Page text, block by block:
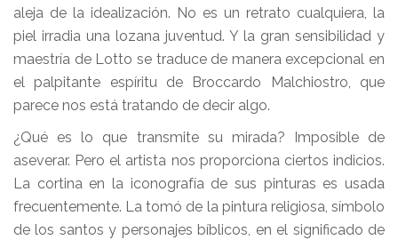
aleja de la idealización. No es un retrato cualquiera, la
piel irradia una lozana juventud. Y la gran sensibilidad y
maestría de Lotto se traduce de manera excepcional en
el palpitante espíritu de Broccardo Malchiostro, que
parece nos está tratando de decir algo.
¿Qué es lo que transmite su mirada? Imposible de
aseverar. Pero el artista nos proporciona ciertos indicios.
La cortina en la iconografía de sus pinturas es usada
frecuentemente. La tomó de la pintura religiosa, símbolo
de los santos y personajes bíblicos, en el significado de